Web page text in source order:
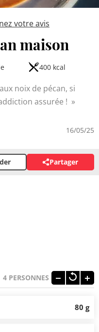
votre avis
maison
400 kcal
noix de pécan, si
assurée !
16/05/25
Partager
4 PERSONNES
80 g